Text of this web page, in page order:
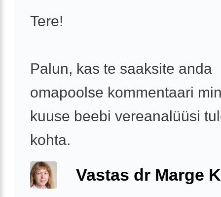
Tere!
Palun, kas te saaksite anda
omapoolse kommentaari
kuuse beebi vereanalüüsi
kohta.
Vastas dr Marge